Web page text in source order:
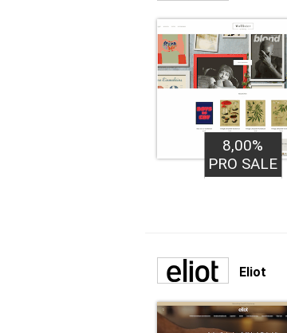
8,00%
PRO SALE
Eliot